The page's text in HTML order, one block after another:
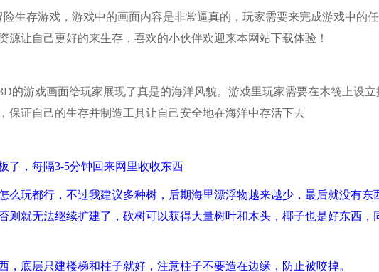
生存游戏，游戏中的画面内容是非常逼真的，玩家需要来完成游戏中的
源让自己更好的来生存，喜欢的小伙伴欢迎来本网站下载体验！
的游戏画面给玩家展现了真是的海洋风貌。游戏里玩家需要在木筏上设立
保证自己的生存并制造工具让自己安全地在海洋中存活下去
了，每隔3-5分钟回来网里收收东西
么玩都行，不过我建议多种树，后期海里漂浮物越来越少，最后就没有东
则就无法继续扩建了，砍树可以获得大量树叶和木头，椰子也是好东西，
底层只建楼梯和柱子就好，注意柱子不要造在边缘，防止被咬掉。